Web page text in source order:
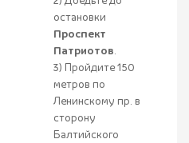
остановки
Проспект
Патриотов.
3) Пройдите 150
метров по
Ленинскому пр. в
сторону
Балтийского